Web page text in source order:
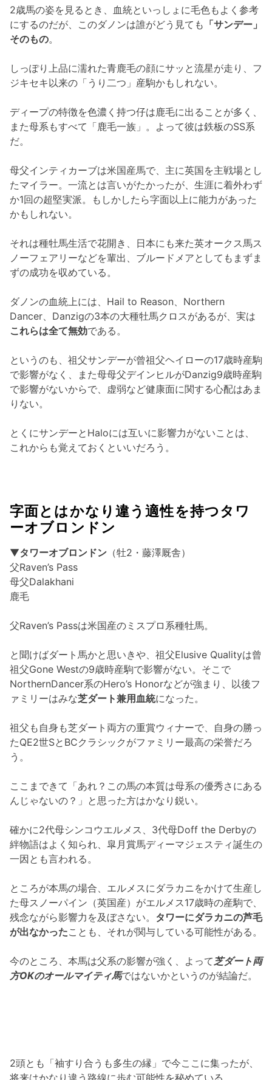
2歳馬の姿を見るとき、血統といっしょに毛色もよく参考
にするのだが、このダノンは誰がどう見ても 「サンデー」
そのもの。
しっぽり上品に濡れた青鹿毛の顔にサッと流星が走り、フ
ジキセキ以来の「うり二つ」産駒かもしれない。
ディープの特徴を色濃く持つ仔は鹿毛に出ることが多く、
また母系もすべて「鹿毛一族」。よって彼は鉄板のSS系
だ。
母父インティカーブは米国産馬で、主に英国を主戦場とし
たマイラー。一流とは言いがたかったが、生涯に着外わず
か1回の超堅実派。もしかしたら字面以上に能力があった
かもしれない。
それは種牡馬生活で花開き、日本にも来た英オークス馬ス
ノーフェアリーなどを輩出、ブルードメアとしてもまずま
ずの成功を収めている。
ダノンの血統上には、Hail to Reason、Northern
Dancer、Danzigの3本の大種牡馬クロスがあるが、実は
これらは全て無効である。
というのも、祖父サンデーが曾祖父ヘイローの17歳時産駒
で影響がなく、また母母父デインヒルがDanzig9歳時産駒
で影響がないからで、虚弱など健康面に関する心配はあま
りない。
とくにサンデーとHaloには互いに影響力がないことは、
これからも覚えておくといいだろう。
字面とはかなり違う適性を持つタワ
ーオブロンドン
▼タワーオブロンドン （牡2・藤澤厩舎）
父Raven’s Pass
母父Dalakhani
鹿毛
父Raven’s Passは米国産のミスプロ系種牡馬。
と聞けばダート馬かと思いきや、祖父Elusive Qualityは曾
祖父Gone Westの9歳時産駒で影響がない。そこで
NorthernDancer系のHero’s Honorなどが強まり、以後フ
ァミリーはみな芝ダート兼用血統になった。
祖父も自身も芝ダート両方の重賞ウィナーで、自身の勝っ
たQE2世SとBCクラシックがファミリー最高の栄誉だろ
う。
ここまできて「あれ？この馬の本質は母系の優秀さにある
んじゃないの？」と思った方はかなり鋭い。
確かに2代母シンコウエルメス、3代母Doff the Derbyの
絆物語はよく知られ、皐月賞馬ディーマジェスティ誕生の
一因とも言われる。
ところが本馬の場合、エルメスにダラカニをかけて生産し
た母スノーパイン（英国産）がエルメス17歳時の産駒で、
残念ながら影響力を及ぼさない。 タワーにダラカニの芦毛
が出なかったことも、それが関与している可能性がある。
今のところ、本馬は父系の影響が強く、よって 芝ダート両
方OKのオールマイティ馬ではないかというのが結論だ。
2頭とも「袖すり合うも多生の縁」で今ここに集ったが、
将来はかなり違う路線に歩む可能性を秘めている。